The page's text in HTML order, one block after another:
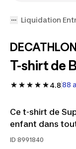
Liquidation
DECATHLON
T-shirt de
4.8 88
Ce t-shirt de
enfant dans
ID 8991840